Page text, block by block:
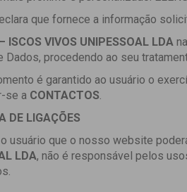
que fornece a informação
ISCOS VIVOS UNIPESSOAL LDA
Dados, procedendo ao seu
é garantido ao usuário o
se a CONTACTOS.
DE LIGAÇÕES
o usuário que o nosso website
LDA, não é responsável pelos